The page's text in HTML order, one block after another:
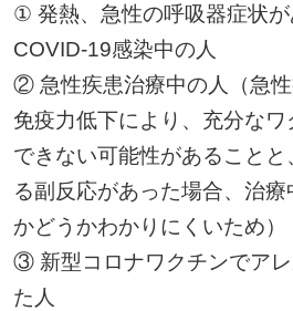
① 発熱、急性の呼吸器症状
COVID-19感染中の人
② 急性疾患治療中の人（急性
免疫力低下により、充分な
できない可能性があることと
る副反応があった場合、治
かどうかわかりにくいため）
③ 新型コロナワクチンでア
た人